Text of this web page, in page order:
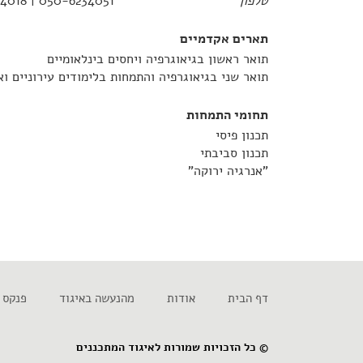
תארים אקדמיים
תואר ראשון בגיאוגרפיה ויחסים בינלאומיים
תואר שני בגיאוגרפיה והתמחות בלימודים עירוניים
תחומי התמחות
תכנון פיסי
תכנון סביבתי
"אנרגיה ירוקה"
דף הבית אודות מהנעשה באיגוד
© כל הזכויות שמורות לאיגוד המתכננים